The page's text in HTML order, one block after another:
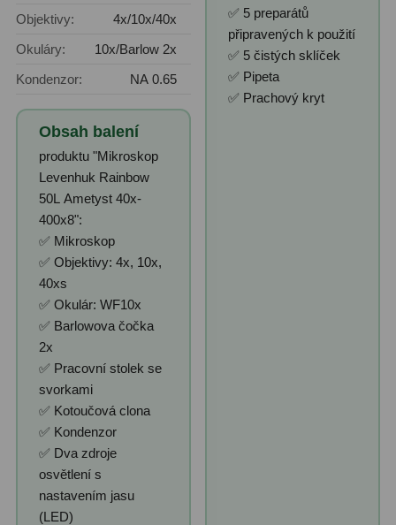
Objektivy:
4x/10x/40x
Okuláry:
10x/Barlow 2x
Kondenzor:
NA 0.65
Obsah balení
produktu "Mikroskop
Levenhuk Rainbow
50L Ametyst 40x-
400x8":
✅ Mikroskop
✅ Objektivy: 4x, 10x,
40xs
✅ Okulár: WF10x
✅ Barlowova čočka
2x
✅ Pracovní stolek se
svorkami
✅ Kotoučová clona
✅ Kondenzor
✅ Dva zdroje
osvětlení s
nastavením jasu
(LED)
✅ 5 preparátů
připravených k použití
✅ 5 čistých sklíček
✅ Pipeta
✅ Prachový kryt